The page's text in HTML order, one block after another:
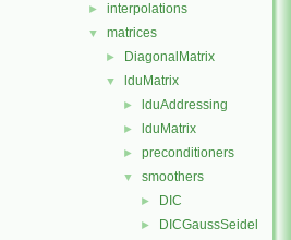
► interpolations
▼ matrices
► DiagonalMatrix
▼ lduMatrix
► lduAddressing
► lduMatrix
► preconditioners
▼ smoothers
► DIC
► DICGaussSeidel